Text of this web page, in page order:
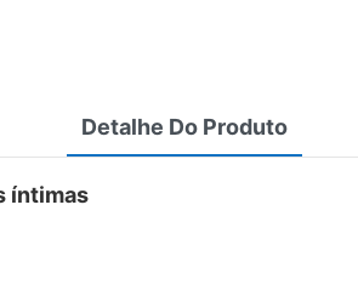
Detalhe Do Produto
íntimas